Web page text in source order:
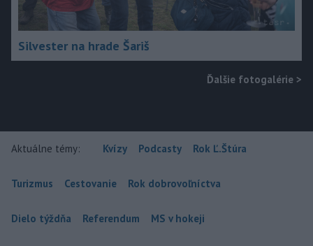
Silvester na hrade Šariš
Ďalšie fotogalérie >
Aktuálne témy: Kvízy Podcasty Rok Ľ.Štúra
Turizmus Cestovanie Rok dobrovoľníctva
Dielo týždňa Referendum MS v hokeji